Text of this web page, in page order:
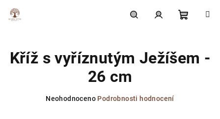
košík
Kříž s vyříznutým Ježíšem -
26 cm
Průměrné
Neohodnoceno Podrobnosti hodnocení